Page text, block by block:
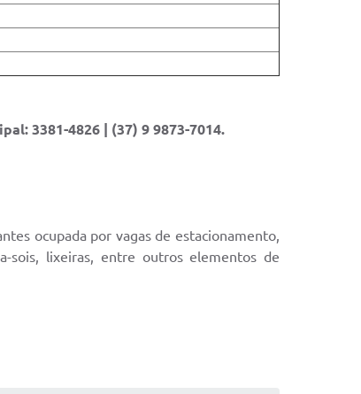
3381-4826 | (37) 9 9873-7014.
ocupada por vagas de estacionamento,
sois, lixeiras, entre outros elementos de